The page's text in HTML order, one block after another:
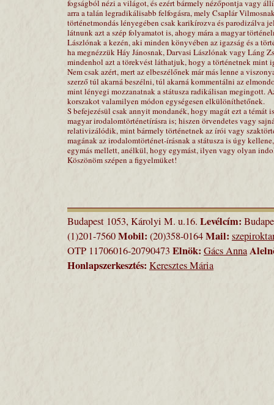
fogságból nézi a világot, és ezért bármely nézőpontja vagy
arra a talán legradikálisabb felfogásra, mely Csaplár
történetmondás lényegében csak karikírozva és parodizálva
látnunk azt a szép folyamatot is, ahogy mára a magyar
Lászlónak a kezén, aki minden könyvében az igazság és a
ha megnézzük Háy Jánosnak, Darvasi Lászlónak vagy
mindenhol azt a törekvést láthatjuk, hogy a történetnek
Nem csak azért, mert az elbeszélőnek már más lenne a
szerző túl akarná beszélni, túl akarná kommentálni az
mint lényegi mozzanatnak a státusza radikálisan megingott.
korszakot valamilyen módon egységesen elkülöníthetőnek.
S befejezésül csak annyit mondanék, hogy magát ezt a témát
magyar irodalomtörténetírásra is; hiszen örvendetes vagy
relativizálódik, mint bármely történetnek az írói vagy
magának az irodalomtörténet-írásnak a státusza is úgy
egymás mellett, anélkül, hogy egymást, ilyen vagy olyan
Köszönöm szépen a figyelmüket!
Budapest 1053, Károlyi M. u.16. Levélcím:
(1)201-7560Mobil: (20)358-0164Mail:
OTP 11706016-20790473 Elnök: Gács Anna
Honlapszerkesztés: Keresztes Mária